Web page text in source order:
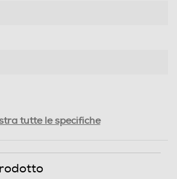
tutte le specifiche